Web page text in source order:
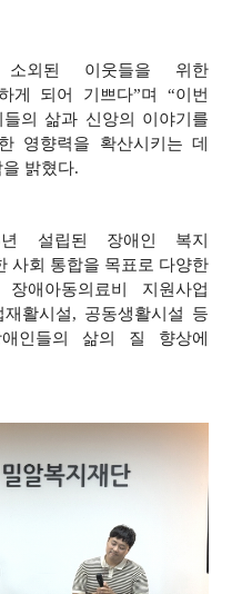
외된 이웃들을 위한
게 되어 기쁘다”며 “이번
들의 삶과 신앙의 이야기를
영향력을 확산시키는 데
을 밝혔다.
년 설립된 장애인 복지
사회 통합을 목표로 다양한
장애아동의료비 지원사업
재활시설, 공동생활시설 등
인들의 삶의 질 향상에